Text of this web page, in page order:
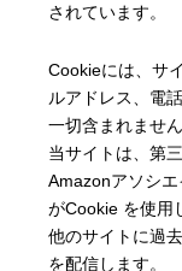
されています。
Cookieには、サ
ルアドレス、電
一切含まれません
当サイトは、第
Amazonアソシエ
がCookie を使用
他のサイトに過
を配信します。